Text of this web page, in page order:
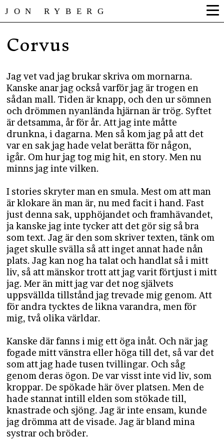
JON RYBERG
Corvus
Jag vet vad jag brukar skriva om mornarna.
Kanske anar jag också varför jag är trogen en
sådan mall. Tiden är knapp, och den ur sömnen
och drömmen nyanlända hjärnan är trög. Syftet
är detsamma, år för år. Att jag inte måtte
drunkna, i dagarna. Men så kom jag på att det
var en sak jag hade velat berätta för någon,
igår. Om hur jag tog mig hit, en story. Men nu
minns jag inte vilken.
I stories skryter man en smula. Mest om att man
är klokare än man är, nu med facit i hand. Fast
just denna sak, upphöjandet och framhävandet,
ja kanske jag inte tycker att det gör sig så bra
som text. Jag är den som skriver texten, tänk om
jaget skulle svälla så att inget annat hade nån
plats. Jag kan nog ha talat och handlat så i mitt
liv, så att mänskor trott att jag varit förtjust i mitt
jag. Mer än mitt jag var det nog självets
uppsvällda tillstånd jag trevade mig genom. Att
för andra tycktes de likna varandra, men för
mig, två olika världar.
Kanske där fanns i mig ett öga inåt. Och när jag
fogade mitt vänstra eller höga till det, så var det
som att jag hade tusen tvillingar. Och såg
genom deras ögon. De var visst inte vid liv, som
kroppar. De spökade här över platsen. Men de
hade stannat intill elden som stökade till,
knastrade och sjöng. Jag är inte ensam, kunde
jag drömma att de visade. Jag är bland mina
systrar och bröder.